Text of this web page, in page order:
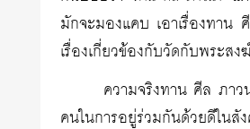
มักจะมองแคบ เอาเรื่องทาน
เรื่องเกี่ยวข้องกับวัดกับพระสง
ความจริงทาน ศีล ภา
คนในการอยู่ร่วมกันด้วยดีใน